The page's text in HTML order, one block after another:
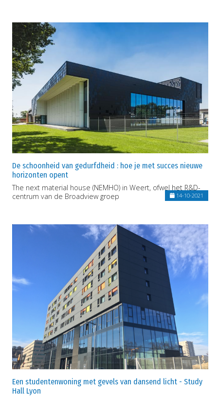
De schoonheid van gedurfdheid : hoe je met succes nieuwe
horizonten opent
The next material house (NEMHO) in Weert, ofwel het R&D-
centrum van de Broadview groep
14-10-2021
Een studentenwoning met gevels van dansend licht - Study
Hall Lyon